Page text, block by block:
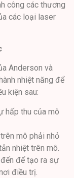
công các thương
các loại laser
Anderson và
nhiệt năng để
kiện sau:
hấp thu của mô
mô phải nhỏ
nhiệt trên mô.
để tạo ra sự
điều trị.